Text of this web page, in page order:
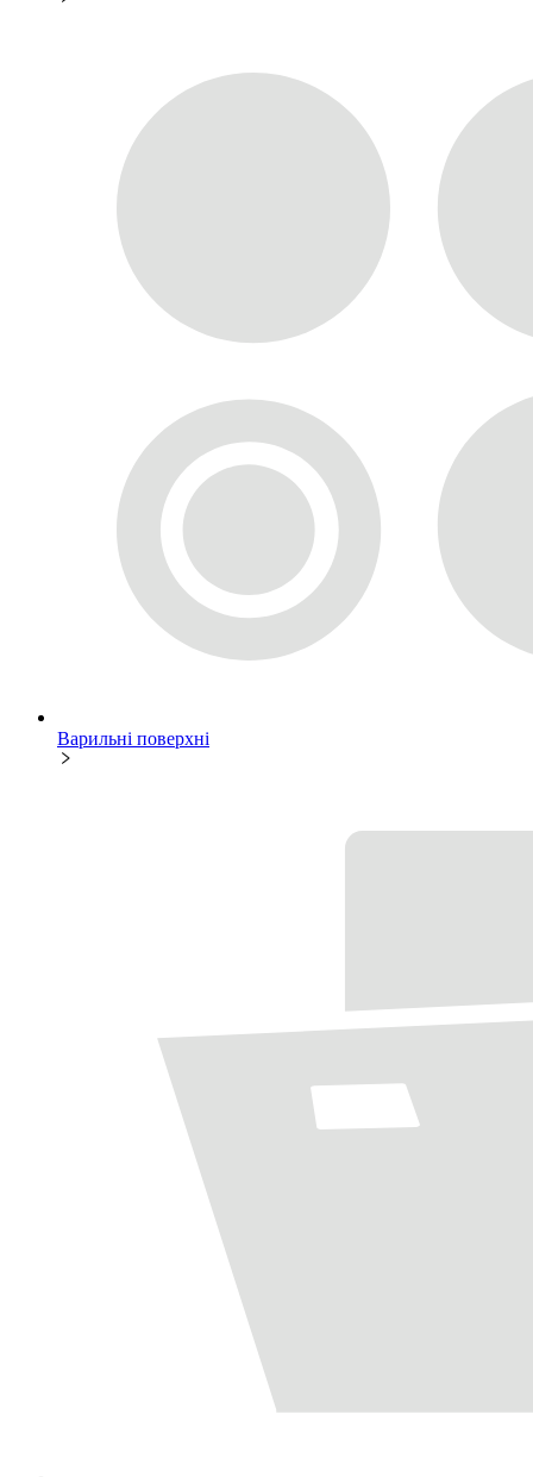
Варильні поверхні